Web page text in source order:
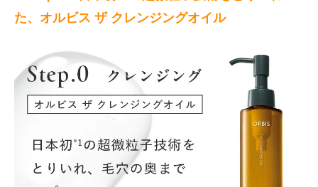
た、オルビス ザ クレンジングオイル